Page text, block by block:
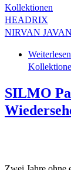
Kollektionen
HEADRIX
NIRVAN JAVAN
Weiterlesen
SILMO